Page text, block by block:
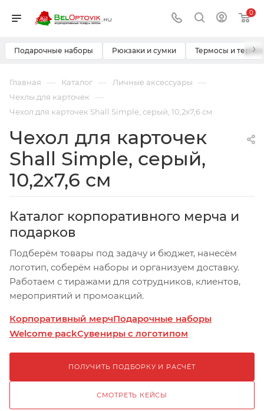
0
Подарочные наборы Рюкзаки и сумки Термосы и ›
Главная — Каталог — Личные аксессуары —
Чехлы для карточек —
Чехол для карточек Shall Simple, серый, 10,2x7,6 см
Чехол для карточек
Shall Simple, серый,
10,2x7,6 см
Каталог корпоративного мерча и
подарков
Подберём товары под задачу и бюджет, нанесём
логотип, соберём наборы и организуем доставку.
Работаем с тиражами для сотрудников, клиентов,
мероприятий и промоакций.
Корпоративный мерчПодарочные наборы
Welcome packСувениры с логотипом
ПОЛУЧИТЬ ПОДБОРКУ И РАСЧЁТ
СМОТРЕТЬ КЕЙСЫ